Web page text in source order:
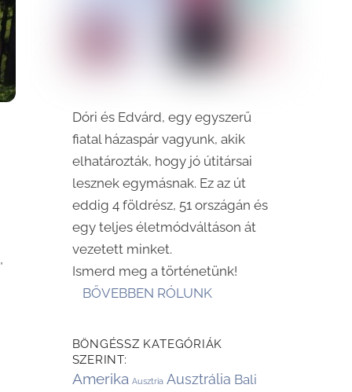
Dóri és Edvárd, egy egyszerű
fiatal házaspár vagyunk, akik
elhatározták, hogy jó útitársai
lesznek egymásnak. Ez az út
eddig 4 földrész, 51 országán és
egy teljes életmódváltáson át
vezetett minket.
Ismerd meg a történetünk!
BŐVEBBEN RÓLUNK
BÖNGÉSSZ KATEGÓRIÁK
SZERINT:
Amerika Ausztria Ausztrália Bali